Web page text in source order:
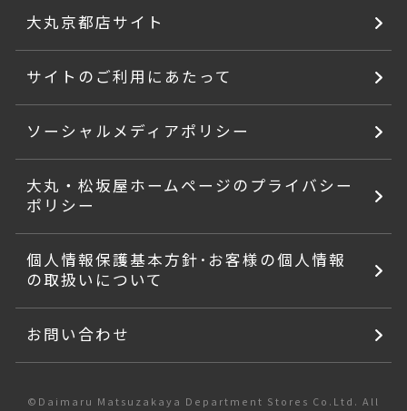
大丸京都店サイト
サイトのご利用にあたって
ソーシャルメディアポリシー
大丸・松坂屋ホームページのプライバシー
ポリシー
個人情報保護基本方針･お客様の個人情報
の取扱いについて
お問い合わせ
©Daimaru Matsuzakaya Department Stores Co.Ltd. All